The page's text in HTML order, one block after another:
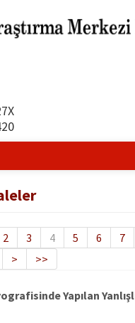
2 3 4 5 6 7
> >>
Yapılan